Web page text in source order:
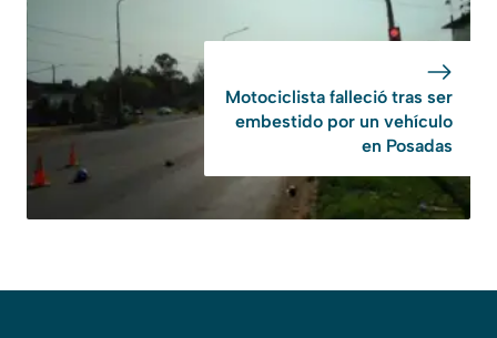
Motociclista falleció tras ser
embestido por un vehículo
en Posadas